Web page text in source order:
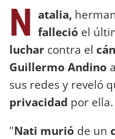
N atalia,
falleció el
luchar contra el
Guillermo Andino
sus redes y reveló
privacidad por ella.
"Nati murió de un